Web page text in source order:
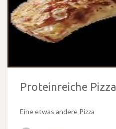
Proteinreiche Pizza
Eine etwas andere Pizza